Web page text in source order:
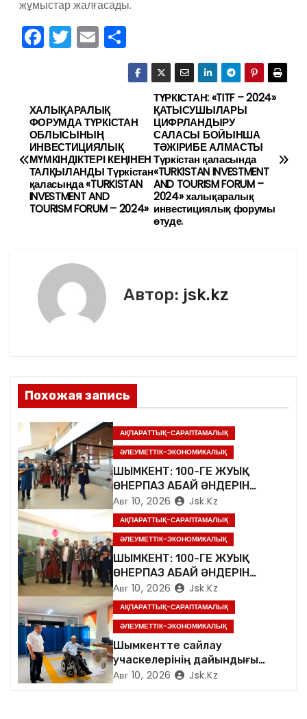
жұмыстар жалғасады.
F
e
b
o
o
k
T
er
E
l
О
тп
р
в
ть
Н
а
в
и
о
з
а
п
и
с
я
м
ТҮРКІСТАН: «TITF – 2024»
ҚАТЫСУШЫЛАРЫ
ЦИФРЛАНДЫРУ
САЛАСЫ БОЙЫНША
ТӘЖІРИБЕ АЛМАСТЫ
Түркістан қаласында
«TURKISTAN INVESTMENT
AND TOURISM FORUM –
2024» халықаралық
инвестициялық форумы
өтуде.
ХАЛЫҚАРАЛЫҚ
ФОРУМДА ТҮРКІСТАН
ОБЛЫСЫНЫҢ
ИНВЕСТИЦИЯЛЫҚ
МҮМКІНДІКТЕРІ КЕҢІНЕН
ТАЛҚЫЛАНДЫ Түркістан
қаласында «TURKISTAN
INVESTMENT AND
TOURISM FORUM – 2024»
Автор: jsk.kz
Похожая запись
АҚПАРАТТЫҚ-САРАПТАМАЛЫҚ
ӘЛЕУМЕТТІК-ЭКОНОМИКАЛЫҚ
ШЫМКЕНТ: 100-ГЕ ЖУЫҚ
ӨНЕРПАЗ АБАЙ ӘНДЕРІН
ШЫРҚАДЫ
Авг 10, 2026 Jsk.kz
АҚПАРАТТЫҚ-САРАПТАМАЛЫҚ
ӘЛЕУМЕТТІК-ЭКОНОМИКАЛЫҚ
ШЫМКЕНТ: 100-ГЕ ЖУЫҚ
ӨНЕРПАЗ АБАЙ ӘНДЕРІН
ШЫРҚАДЫ
Авг 10, 2026 Jsk.kz
АҚПАРАТТЫҚ-САРАПТАМАЛЫҚ
ӘЛЕУМЕТТІК-ЭКОНОМИКАЛЫҚ
Шымкентте сайлау
учаскелерінің дайындығы
пысықталды
Авг 10, 2026 Jsk.kz